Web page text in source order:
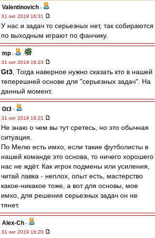
Valentinovich -
31 окт 2019 16:31
У нас и задач то серьезных нет, так собираются
по выходным играют по фанчику.
mp -
31 окт 2019 16:23
Gt3 , Тогда наверное нужно сказать кто в нашей
теперешней основе для "серьезных задач". На
данный момент.
Gt3 -
31 окт 2019 16:21
Не знаю о чем вы тут сретесь, но это обычная
ситуация.
По Мелю есть имхо, если такие футболисты в
нашей команде это основа, то ничего хорошего
нас не ждёт. Как игрок подмены или усиления,
читай лавка - неплох, опыт есть, мастерство
какое-никакое тоже, а вот для основы, мое
имхо, для решения серьезных задач он не
тянет.
Alex-Ch -
31 окт 2019 16:20